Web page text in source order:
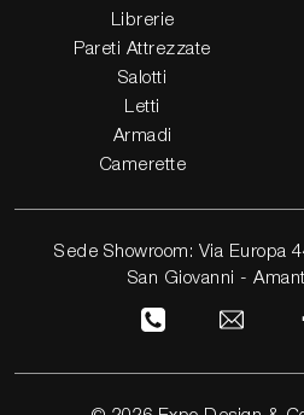
Librerie
Pareti Attrezzate
Salotti
Letti
Armadi
Camerette
Sede Showroom: Via Europa
San Giovanni -